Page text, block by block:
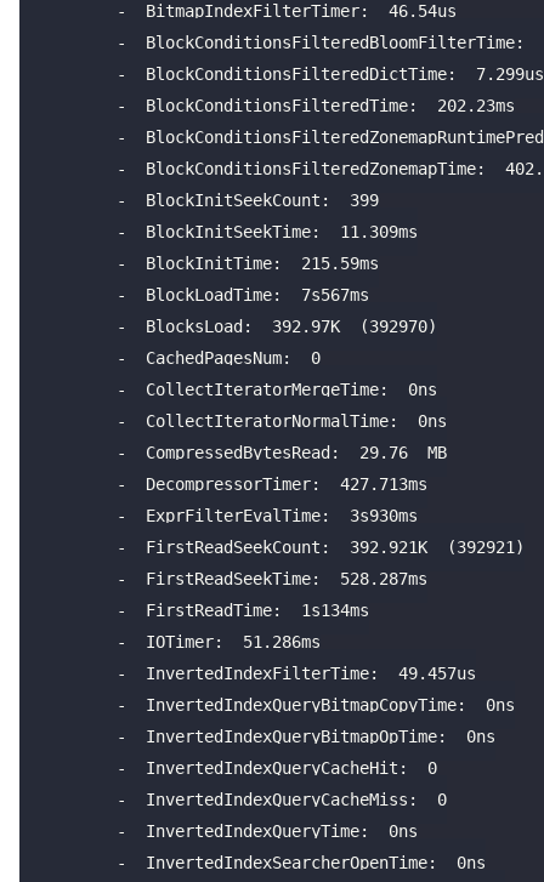
-
  BitmapIndexFilterTimer:
46.54us
-
  BlockConditionsFilteredBloomFilterTime:
-
  BlockConditionsFilteredDictTime:
7.299us
-
  BlockConditionsFilteredTime:
202.23ms
-
-
  BlockConditionsFilteredZonemapTime:
-
  BlockInitSeekCount:
399
-
  BlockInitSeekTime:
11.309ms
-
  BlockInitTime:
215.59ms
-
  BlockLoadTime:
7s567ms
-
  BlocksLoad:
392.97K (392970)
-
  CachedPagesNum:
0
-
  CollectIteratorMergeTime:
0ns
-
  CollectIteratorNormalTime:
0ns
-
  CompressedBytesRead:
29.76
  MB
-
  DecompressorTimer:
427.713ms
-
  ExprFilterEvalTime:
3s930ms
-
  FirstReadSeekCount:
392.921K (392921 )
-
  FirstReadSeekTime:
528.287ms
-
  FirstReadTime:
1s134ms
-
  IOTimer:
51.286ms
-
  InvertedIndexFilterTime:
49.457us
-
  InvertedIndexQueryBitmapCopyTime:
0ns
-
  InvertedIndexQueryBitmapOpTime:
0ns
-
  InvertedIndexQueryCacheHit:
0
-
  InvertedIndexQueryCacheMiss:
0
-
  InvertedIndexQueryTime:
0ns
-
  InvertedIndexSearcherOpenTime:
0ns